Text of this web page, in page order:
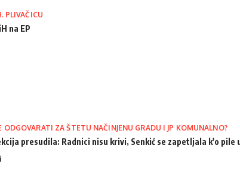
PLIVAČICU
na EP
ODGOVARATI ZA ŠTETU NAČINJENU GRADU I JP KOMUNALNO?
presudila: Radnici nisu krivi, Senkić se zapetljala k'o pile